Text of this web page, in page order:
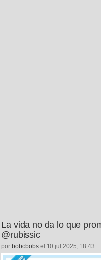
La vida no da lo que
@rubissic
por bobobobs el 10 jul 2025, 18:43